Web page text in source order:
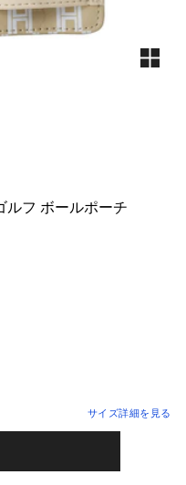
ルフ ボールポーチ
サイズ詳細を見る